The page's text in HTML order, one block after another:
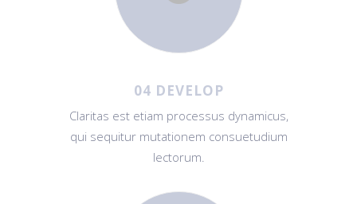
04 DEVELOP
Claritas est etiam processus dynamicus,
qui sequitur mutationem consuetudium
lectorum.